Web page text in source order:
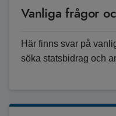
Vanliga frågor
Här finns svar på
söka statsbidrag och